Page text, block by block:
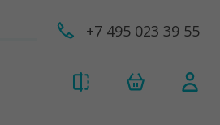
+7 495 023 39 55